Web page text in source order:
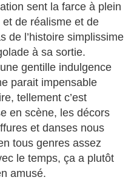
sent la farce à plein
de réalisme et de
de l’histoire simplissime
à sa sortie.
gentille indulgence
parait impensable
tellement c’est
en scène, les décors
et danses nous
tous genres assez
le temps, ça a plutôt
amusé.